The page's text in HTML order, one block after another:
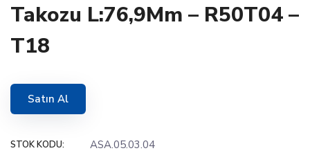
Takozu L:76,9Mm – R50T04 –
T18
Satın Al
STOK KODU: ASA.05.03.04